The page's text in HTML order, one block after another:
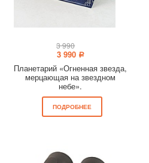
3 990
3 990 a
Планетарий «Огненная звезда,
мерцающая на звездном
небе».
ПОДРОБНЕЕ